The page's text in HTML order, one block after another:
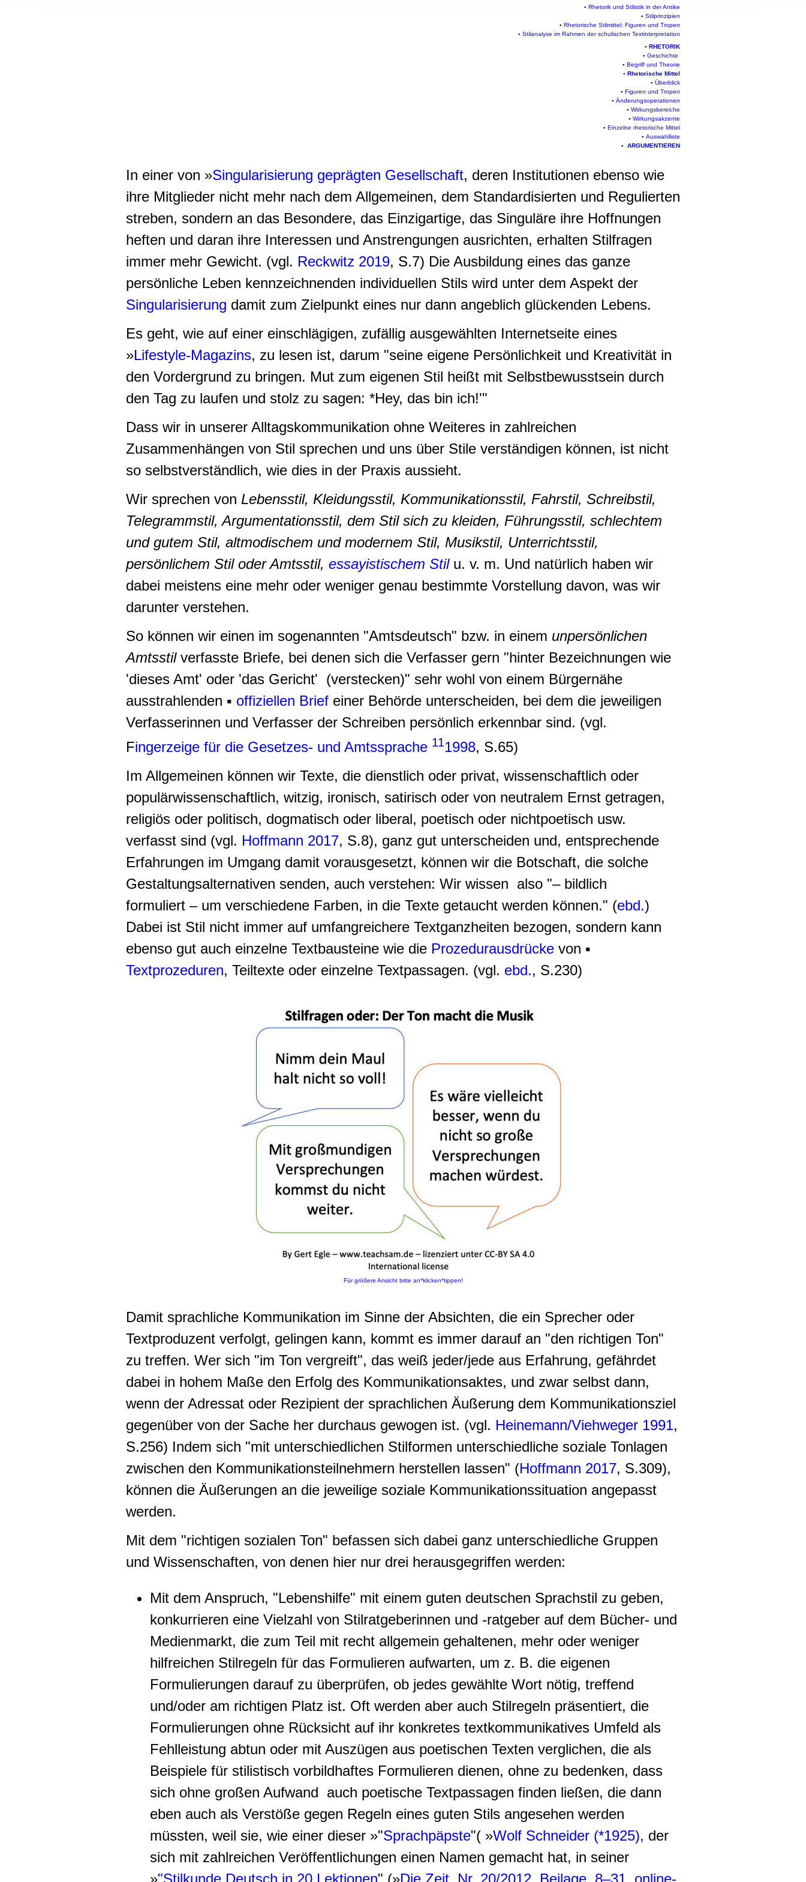
und Analysen weiter. Unsere Partner führen diese Informationen möglicherweise mit weiteren Daten
zusammen, die Sie ihnen bereitgestellt haben oder die sie im Rahmen Ihrer Nutzung der Dienste
▪ Rhetorik und Stilistik in der Antike
▪ Stilprinzipien
▪ Rhetorische Stilmittel: Figuren und Tropen
▪ Stilanalyse im Rahmen der schulischen Textinterpretation
▪ RHETORIK
▪ Geschichte
▪ Begriff und Theorie
▪ Rhetorische Mittel
▪ Überblick
▪ Figuren und Tropen
▪ Änderungsoperationen
▪ Wirkungsbereiche
▪ Wirkungsakzente
▪ Einzelne rhetorische Mittel
▪ Auswahlliste
▪
ARGUMENTIEREN
In einer von »Singularisierung geprägten Gesellschaft, deren Institutionen ebenso wie
ihre Mitglieder nicht mehr nach dem Allgemeinen, dem Standardisierten und Regulierten
streben, sondern an das Besondere, das Einzigartige, das Singuläre ihre Hoffnungen
heften und daran ihre Interessen und Anstrengungen ausrichten, erhalten Stilfragen
immer mehr Gewicht. (vgl. Reckwitz 2019, S.7) Die Ausbildung eines das ganze
persönliche Leben kennzeichnenden individuellen Stils wird unter dem Aspekt der
Singularisierung damit zum Zielpunkt eines nur dann angeblich glückenden Lebens.
Es geht, wie auf einer einschlägigen, zufällig ausgewählten Internetseite eines
»Lifestyle-Magazins, zu lesen ist, darum "seine eigene Persönlichkeit und Kreativität in
den Vordergrund zu bringen. Mut zum eigenen Stil heißt mit Selbstbewusstsein durch
den Tag zu laufen und stolz zu sagen: *Hey, das bin ich!'"
Dass wir in unserer Alltagskommunikation ohne Weiteres in zahlreichen
Zusammenhängen von Stil sprechen und uns über Stile verständigen können, ist nicht
so selbstverständlich, wie dies in der Praxis aussieht.
Wir sprechen von Lebensstil, Kleidungsstil, Kommunikationsstil, Fahrstil, Schreibstil,
Telegrammstil, Argumentationsstil, dem Stil sich zu kleiden, Führungsstil, schlechtem
und gutem Stil, altmodischem und modernem Stil, Musikstil, Unterrichtsstil,
persönlichem Stil oder Amtsstil, essayistischem Stil u. v. m. Und natürlich haben wir
dabei meistens eine mehr oder weniger genau bestimmte Vorstellung davon, was wir
darunter verstehen.
So können wir einen im sogenannten "Amtsdeutsch" bzw. in einem unpersönlichen
Amtsstil verfasste Briefe, bei denen sich die Verfasser gern "hinter Bezeichnungen wie
'dieses Amt' oder 'das Gericht' (verstecken)" sehr wohl von einem Bürgernähe
ausstrahlenden ▪ offiziellen Brief einer Behörde unterscheiden, bei dem die jeweiligen
Verfasserinnen und Verfasser der Schreiben persönlich erkennbar sind. (vgl.
Fingerzeige für die Gesetzes- und Amtssprache 111998, S.65)
Im Allgemeinen können wir Texte, die dienstlich oder privat, wissenschaftlich oder
populärwissenschaftlich, witzig, ironisch, satirisch oder von neutralem Ernst getragen,
religiös oder politisch, dogmatisch oder liberal, poetisch oder nichtpoetisch usw.
verfasst sind (vgl. Hoffmann 2017, S.8), ganz gut unterscheiden und, entsprechende
Erfahrungen im Umgang damit vorausgesetzt, können wir die Botschaft, die solche
Gestaltungsalternativen senden, auch verstehen: Wir wissen also "– bildlich
formuliert – um verschiedene Farben, in die Texte getaucht werden können." (ebd.)
Dabei ist Stil nicht immer auf umfangreichere Textganzheiten bezogen, sondern kann
ebenso gut auch einzelne Textbausteine wie die Prozedurausdrücke von ▪
Textprozeduren, Teiltexte oder einzelne Textpassagen. (vgl. ebd., S.230)
Für größere Ansicht bitte an*klicken*tippen!
Damit sprachliche Kommunikation im Sinne der Absichten, die ein Sprecher oder
Textproduzent verfolgt, gelingen kann, kommt es immer darauf an "den richtigen Ton"
zu treffen. Wer sich "im Ton vergreift", das weiß jeder/jede aus Erfahrung, gefährdet
dabei in hohem Maße den Erfolg des Kommunikationsaktes, und zwar selbst dann,
wenn der Adressat oder Rezipient der sprachlichen Äußerung dem Kommunikationsziel
gegenüber von der Sache her durchaus gewogen ist. (vgl. Heinemann/Viehweger 1991,
S.256) Indem sich "mit unterschiedlichen Stilformen unterschiedliche soziale Tonlagen
zwischen den Kommunikationsteilnehmern herstellen lassen" (Hoffmann 2017, S.309),
können die Äußerungen an die jeweilige soziale Kommunikationssituation angepasst
werden.
Mit dem "richtigen sozialen Ton" befassen sich dabei ganz unterschiedliche Gruppen
und Wissenschaften, von denen hier nur drei herausgegriffen werden:
Mit dem Anspruch, "Lebenshilfe" mit einem guten deutschen Sprachstil zu geben,
konkurrieren eine Vielzahl von Stilratgeberinnen und -ratgeber auf dem Bücher- und
Medienmarkt, die zum Teil mit recht allgemein gehaltenen, mehr oder weniger
hilfreichen Stilregeln für das Formulieren aufwarten, um z. B. die eigenen
Formulierungen darauf zu überprüfen, ob jedes gewählte Wort nötig, treffend
und/oder am richtigen Platz ist. Oft werden aber auch Stilregeln präsentiert, die
Formulierungen ohne Rücksicht auf ihr konkretes textkommunikatives Umfeld als
Fehlleistung abtun oder mit Auszügen aus poetischen Texten verglichen, die als
Beispiele für stilistisch vorbildhaftes Formulieren dienen, ohne zu bedenken, dass
sich ohne großen Aufwand auch poetische Textpassagen finden ließen, die dann
eben auch als Verstöße gegen Regeln eines guten Stils angesehen werden
müssten, weil sie, wie einer dieser »"Sprachpäpste"( »Wolf Schneider (*1925), der
sich mit zahlreichen Veröffentlichungen einen Namen gemacht hat, in seiner
»"Stilkunde Deutsch in 20 Lektionen" (»Die Zeit, Nr. 20/2012, Beilage, 8–31, online-